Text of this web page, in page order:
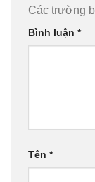
Các trường
Bình luận *
Tên *